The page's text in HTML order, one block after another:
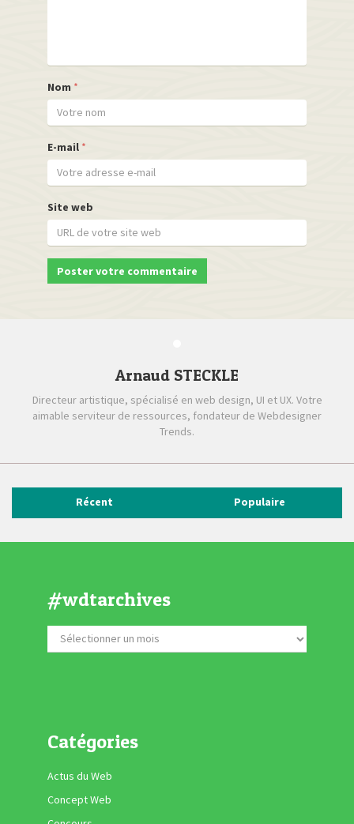
Nom *
E-mail *
Site web
Arnaud STECKLE
Directeur artistique, spécialisé en web design, UI et UX. Votre
aimable serviteur de ressources, fondateur de Webdesigner
Trends.
Récent Populaire
#wdtarchives
Catégories
Actus du Web
Concept Web